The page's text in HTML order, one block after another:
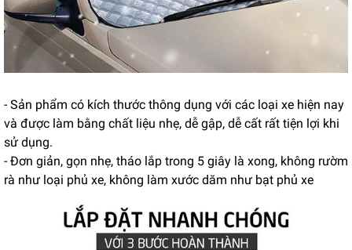
- Sản phẩm có kích thước thông dụng với các loại xe hiện nay
và được làm bằng chất liệu nhẹ, dễ gập, dễ cất rất tiện lợi khi
sử dụng.
- Đơn giản, gọn nhẹ, tháo lắp trong 5 giây là xong, không rườm
rà như loại phủ xe, không làm xước dăm như bạt phủ xe